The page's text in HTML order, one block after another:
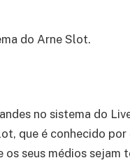
do Arne Slot.
no sistema do
que é conhecido
os seus médios